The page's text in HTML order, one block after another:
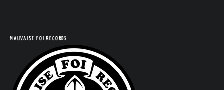
MAUVAISE FOI RECORDS